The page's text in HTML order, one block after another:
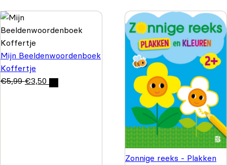
Mijn Beeldenwoordenboek
Koffertje
€5,99 €3,50
Zonnige reeks - Plakken